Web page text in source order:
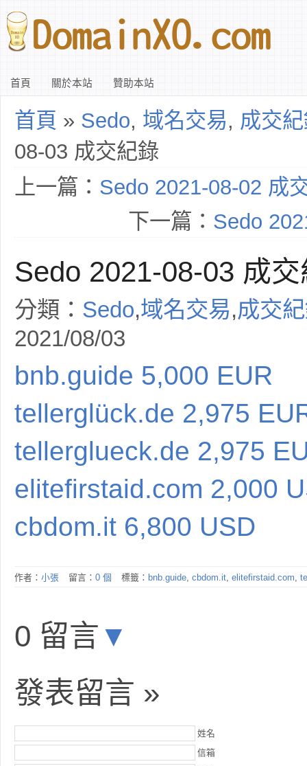
首頁 關於本站 贊助本站
首頁 » Sedo, 域名交易, 成交
08-03 成交紀錄
上一篇： Sedo 2021-08-02 成
下一篇： Sedo
Sedo 2021-08-03 成
分類： Sedo,域名交易,成交
2021/08/03
bnb.guide 5,000 EUR
tellerglück.de 2,975
tellerglueck.de 2,975
elitefirstaid.com 2,000
cbdom.it 6,800 USD
作者： 小張 留言： 0 個 標籤： bnb.guide, cbdom.it, elitefirstaid.com,
0 留言 ▼
發表留言 »
姓名
信箱